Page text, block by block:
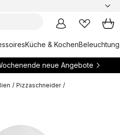
Küche & KochenBeleuchtung
neue Angebote
/ Pizzaschneider /